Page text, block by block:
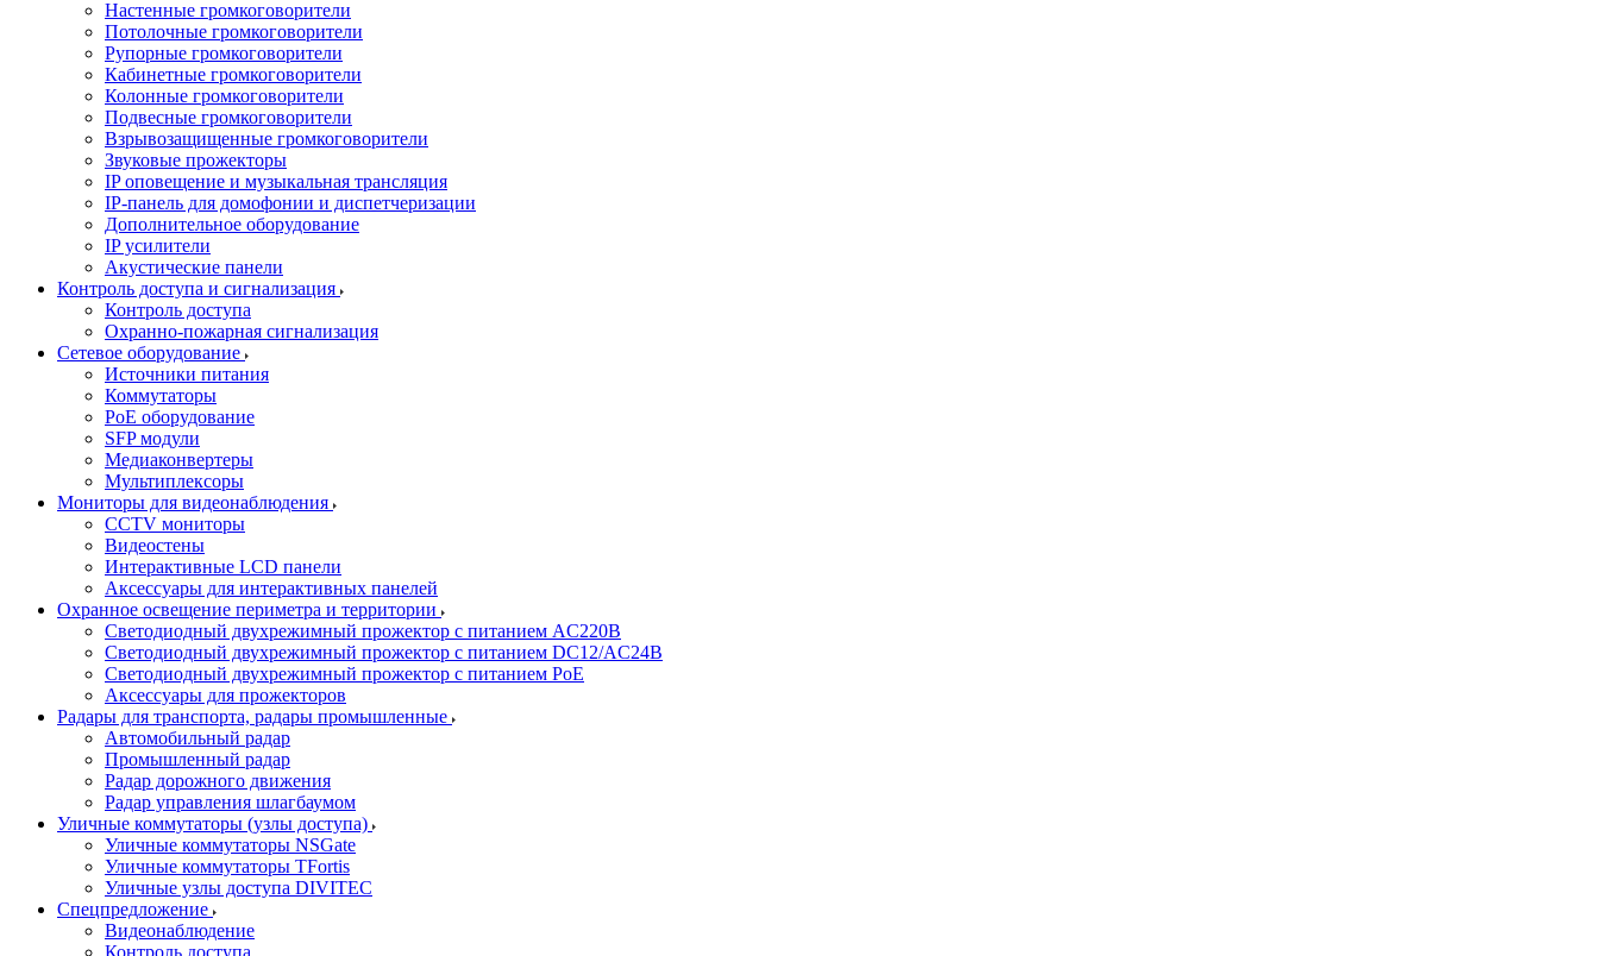
Настенные громкоговорители
Потолочные громкоговорители
Рупорные громкоговорители
Кабинетные громкоговорители
Колонные громкоговорители
Подвесные громкоговорители
Взрывозащищенные громкоговорители
Звуковые прожекторы
IP оповещение и музыкальная трансляция
IP-панель для домофонии и диспетчеризации
Дополнительное оборудование
IP усилители
Акустические панели
Контроль доступа и сигнализация
Контроль доступа
Охранно-пожарная сигнализация
Сетевое оборудование
Источники питания
Коммутаторы
PoE оборудование
SFP модули
Медиаконвертеры
Мультиплексоры
Мониторы для видеонаблюдения
CCTV мониторы
Видеостены
Интерактивные LCD панели
Аксессуары для интерактивных панелей
Охранное освещение периметра и территории
Светодиодный двухрежимный прожектор с питанием AC220В
Светодиодный двухрежимный прожектор с питанием DC12/AC24В
Светодиодный двухрежимный прожектор с питанием PoE
Аксессуары для прожекторов
Радары для транспорта, радары промышленные
Автомобильный радар
Промышленный радар
Радар дорожного движения
Радар управления шлагбаумом
Уличные коммутаторы (узлы доступа)
Уличные коммутаторы NSGate
Уличные коммутаторы TFortis
Уличные узлы доступа DIVITEC
Спецпредложение
Видеонаблюдение
Контроль доступа